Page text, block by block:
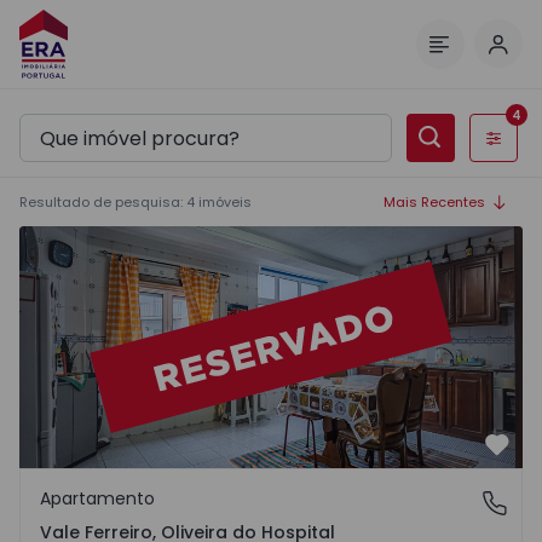
Filtros
4
Resultado de pesquisa: 4 imóveis Mais Recentes
Apartamento T2 Oliveira do Hospital, Vale Ferreiro -
Vale Ferreiro, Oliveira do Hospital
Apartamento
Vale Ferreiro, Oliveira do Hospital